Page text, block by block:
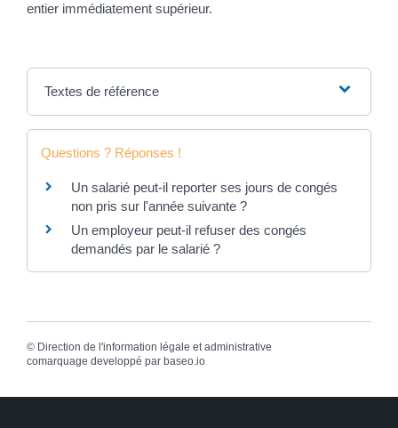
entier immédiatement supérieur.
Textes de référence
Questions ? Réponses !
Un salarié peut-il reporter ses jours de congés
non pris sur l'année suivante ?
Un employeur peut-il refuser des congés
demandés par le salarié ?
© Direction de l'information légale et administrative
comarquage developpé par baseo.io